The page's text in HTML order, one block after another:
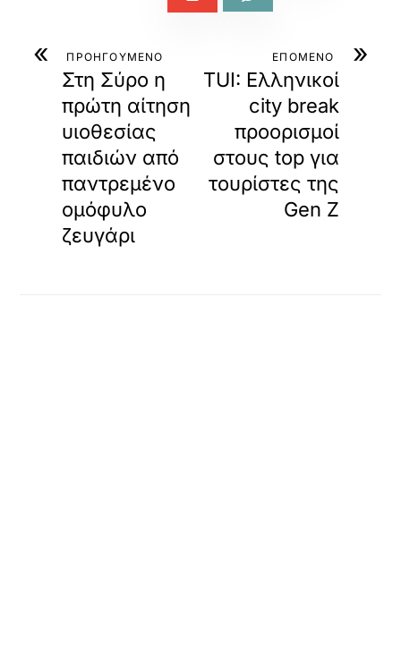
« ΠΡΟΗΓΟΥΜΕΝΟ
Στη Σύρο η
πρώτη αίτηση
υιοθεσίας
παιδιών από
παντρεμένο
ομόφυλο
ζευγάρι
»
ΕΠΟΜΕΝΟ
TUI: Ελληνικοί
city break
προορισμοί
στους top για
τουρίστες της
Gen Z